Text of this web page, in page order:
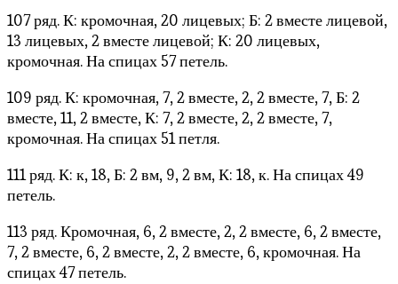
107 ряд. К: кромочная, 20 лицевых; Б: 2 вместе лицевой,
13 лицевых, 2 вместе лицевой; К: 20 лицевых,
кромочная. На спицах 57 петель.
109 ряд. К: кромочная, 7, 2 вместе, 2, 2 вместе, 7, Б: 2
вместе, 11, 2 вместе, К: 7, 2 вместе, 2, 2 вместе, 7,
кромочная. На спицах 51 петля.
111 ряд. К: к, 18, Б: 2 вм, 9, 2 вм, К: 18, к. На спицах 49
петель.
113 ряд. Кромочная, 6, 2 вместе, 2, 2 вместе, 6, 2 вместе,
7, 2 вместе, 6, 2 вместе, 2, 2 вместе, 6, кромочная. На
спицах 47 петель.